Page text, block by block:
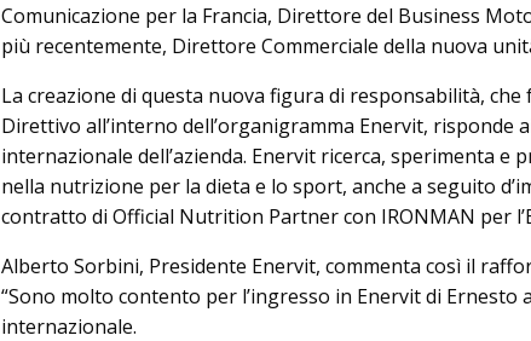
Comunicazione per la Francia, Direttore del Business
più recentemente, Direttore Commerciale della nuova
La creazione di questa nuova figura di responsabilità,
Direttivo all’interno dell’organigramma Enervit, risponde
internazionale dell’azienda. Enervit ricerca, sperimenta e
nella nutrizione per la dieta e lo sport, anche a seguito
contratto di Official Nutrition Partner con IRONMAN per
Alberto Sorbini, Presidente Enervit, commenta così il
“Sono molto contento per l’ingresso in Enervit di Ernesto
internazionale.